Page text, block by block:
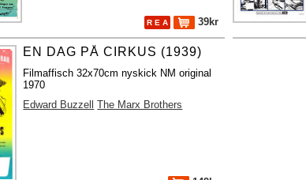
R E A 39kr
EN DAG PÅ CIRKUS (1939)
Filmaffisch 32x70cm nyskick NM original
1970
Edward Buzzell The Marx Brothers